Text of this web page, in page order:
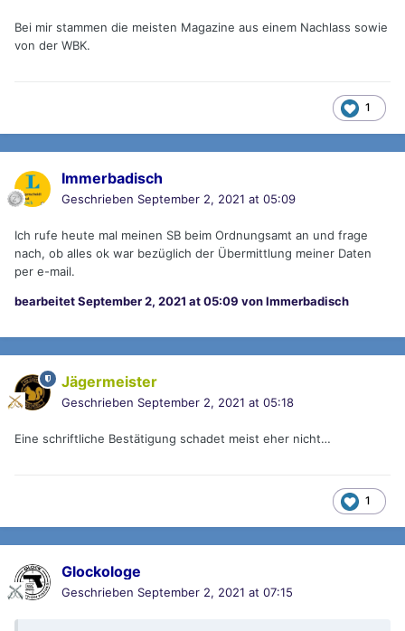
Bei mir stammen die meisten Magazine aus einem Nachlass sowie
von der WBK.
1
Immerbadisch
Geschrieben September 2, 2021 at 05:09
Ich rufe heute mal meinen SB beim Ordnungsamt an und frage
nach, ob alles ok war bezüglich der Übermittlung meiner Daten
per e-mail.
bearbeitetSeptember 2, 2021 at 05:09 von Immerbadisch
Jägermeister
Geschrieben September 2, 2021 at 05:18
Eine schriftliche Bestätigung schadet meist eher nicht…
1
Glockologe
Geschrieben September 2, 2021 at 07:15